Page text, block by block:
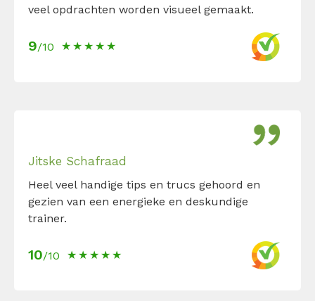
veel opdrachten worden visueel gemaakt.
9/10
Jitske Schafraad
Heel veel handige tips en trucs gehoord en
gezien van een energieke en deskundige
trainer.
10/10